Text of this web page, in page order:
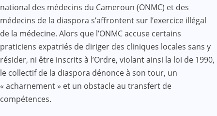
national des médecins du Cameroun (ONMC) et des
médecins de la diaspora s’affrontent sur l’exercice illégal
de la médecine. Alors que l’ONMC accuse certains
praticiens expatriés de diriger des cliniques locales sans y
résider, ni être inscrits à l’Ordre, violant ainsi la loi de 1990,
le collectif de la diaspora dénonce à son tour, un
« acharnement » et un obstacle au transfert de
compétences.